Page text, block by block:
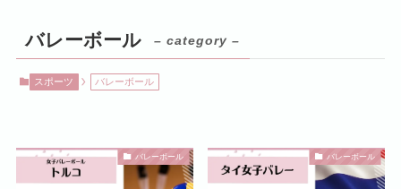
バレーボール – category –
スポーツ バレーボール
バレーボール バレーボール